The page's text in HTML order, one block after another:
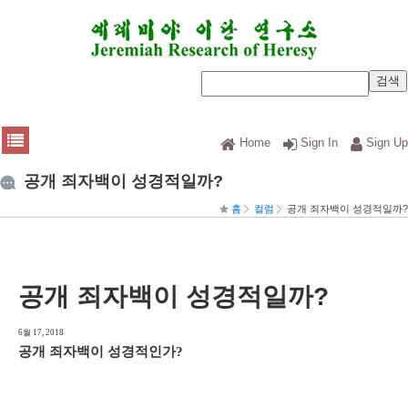
Home Sign In Sign Up
공개 죄자백이 성경적일까?
홈 컬럼 공개 죄자백이 성경적일까?
공개 죄자백이 성경적일까?
6월 17, 2018
공개 죄자백이 성경적인가?